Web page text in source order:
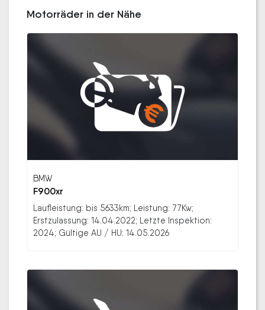
Motorräder in der Nähe
BMW
F900xr
Laufleistung: bis 5633km; Leistung: 77Kw;
Erstzulassung: 14.04.2022; Letzte Inspektion:
2024; Gültige AU / HU: 14.05.2026